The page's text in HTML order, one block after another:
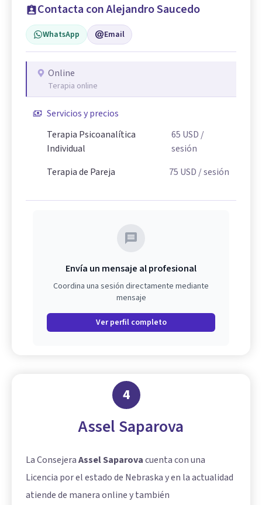
Contacta con Alejandro Saucedo
WhatsApp Email
Online
Terapia online
Servicios y precios
Terapia Psicoanalítica
Individual
65 USD /
sesión
Terapia de Pareja
75 USD / sesión
Envía un mensaje al profesional
Coordina una sesión directamente mediante
mensaje
Ver perfil completo
4
Assel Saparova
La ConsejeraAssel Saparovacuenta con una
Licencia por el estado de Nebraska y en la actualidad
atiende de manera online y también